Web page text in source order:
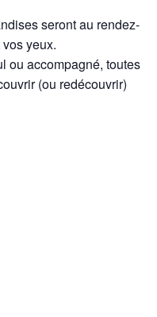
seront au rendez-
yeux.
ou accompagné, toutes
(ou redécouvrir)